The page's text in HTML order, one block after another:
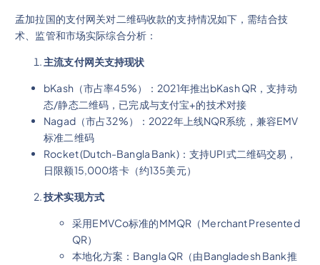
孟加拉国的支付网关对二维码收款的支持情况如下，需结合技
术、监管和市场实际综合分析：
主流支付网关支持现状
bKash（市占率45%）：2021年推出bKash QR，支持动
态/静态二维码，已完成与支付宝+的技术对接
Nagad（市占32%）：2022年上线NQR系统，兼容EMV
标准二维码
Rocket (Dutch-Bangla Bank)：支持UPI式二维码交易，
日限额15,000塔卡（约135美元）
技术实现方式
采用EMVCo标准的MMQR（Merchant Presented
QR）
本地化方案：Bangla QR（由Bangladesh Bank推